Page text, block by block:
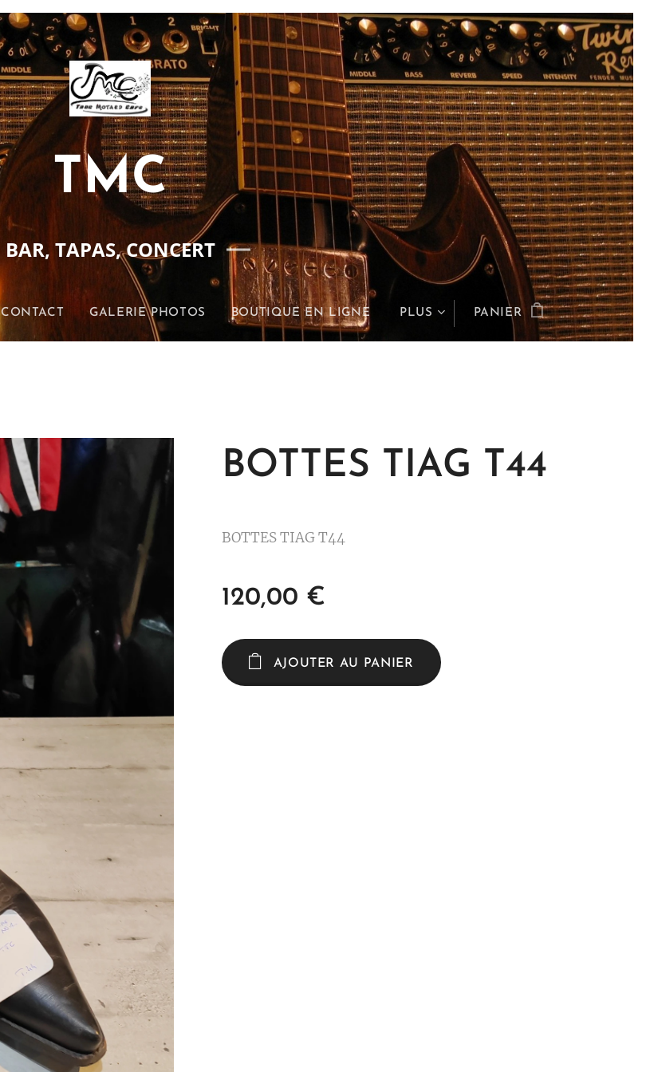
TMC
BAR, TAPAS, CONCERT
CONTACT GALERIE PHOTOS BOUTIQUE EN LIGNE PLUS PANIER
BOTTES TIAG T44
BOTTES TIAG T44
120,00 €
AJOUTER AU PANIER